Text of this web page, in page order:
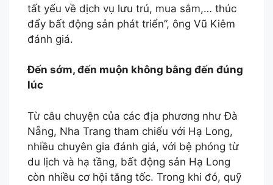
tất yếu về dịch vụ lưu trú, mua sắm,… thúc
đẩy bất động sản phát triển”, ông Vũ Kiêm
đánh giá.
Đến sớm, đến muộn không bằng đến đúng
lúc
Từ câu chuyện của các địa phương như Đà
Nẵng, Nha Trang tham chiếu với Hạ Long,
nhiều chuyên gia đánh giá, với bệ phóng từ
du lịch và hạ tầng, bất động sản Hạ Long
còn nhiều cơ hội tăng tốc. Trong khi đó, quỹ